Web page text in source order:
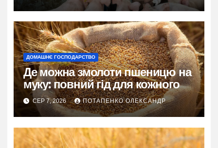
ДОМАШНЄ ГОСПОДАРСТВО
Де можна змолоти пшеницю на
муку: повний гід для кожного
СЕР 7, 2026 ПОТАПЕНКО ОЛЕКСАНДР